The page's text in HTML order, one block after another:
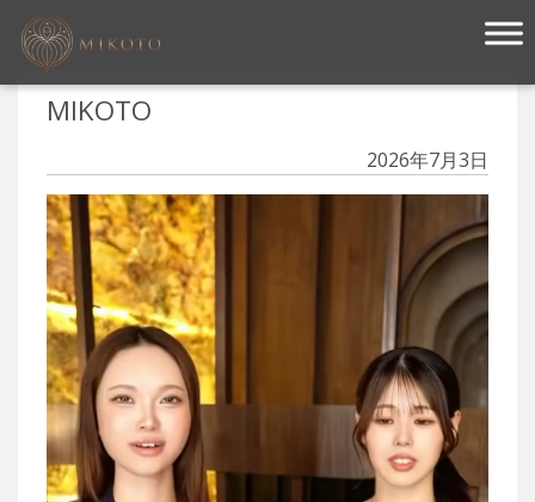
メインナビゲーション
MIKOTO
2026年7月3日